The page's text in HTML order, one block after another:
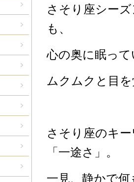
さそり座シー
も、
心の奥に眠っ
ムクムクと目
さそり座のキ
「一途さ」。
一見、静かで